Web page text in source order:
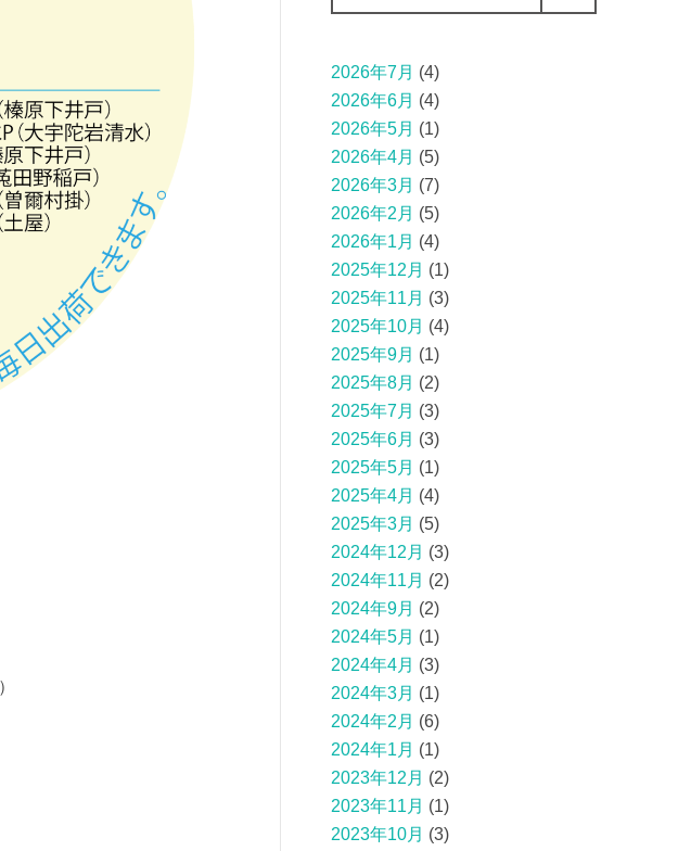
2026年7月 (4)
2026年6月 (4)
2026年5月 (1)
2026年4月 (5)
2026年3月 (7)
2026年2月 (5)
2026年1月 (4)
2025年12月 (1)
2025年11月 (3)
2025年10月 (4)
2025年9月 (1)
2025年8月 (2)
2025年7月 (3)
2025年6月 (3)
2025年5月 (1)
2025年4月 (4)
2025年3月 (5)
2024年12月 (3)
2024年11月 (2)
2024年9月 (2)
2024年5月 (1)
2024年4月 (3)
2024年3月 (1)
2024年2月 (6)
2024年1月 (1)
2023年12月 (2)
2023年11月 (1)
2023年10月 (3)